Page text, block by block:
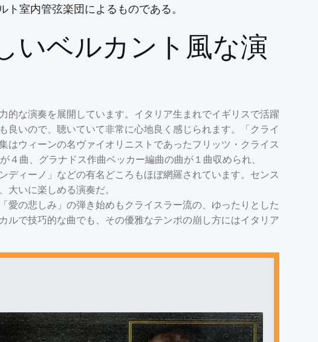
室内管弦楽団によるものである。
いベルカント風な演
な演奏を展開しています。イタリア生まれでイギリスで活躍
いので、聴いていて非常に心地良く感じられます。「クライ
ウィーンの名ヴァイオリニストであったフリッツ・クライス
曲、グラナドス作曲ベッカー編曲の曲が１曲収められ、
ディーノ」などの有名どころもほぼ網羅されています。センス
いに楽しめる演奏だ。
の悲しみ」の弾き始めもクライスラー流の、ゆったりとした
で技巧的な曲でも、その優雅なテンポの崩し方にはイタリア